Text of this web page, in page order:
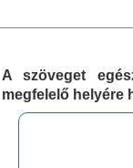
A szöveget
megfelelő helyére